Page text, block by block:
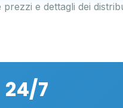
e dettagli dei
24/7